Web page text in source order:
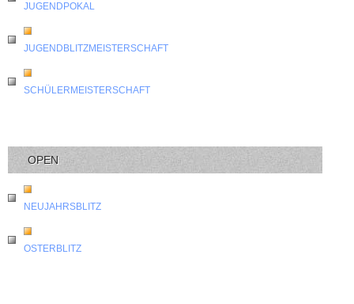
JUGENDPOKAL
JUGENDBLITZMEISTERSCHAFT
SCHÜLERMEISTERSCHAFT
OPEN
NEUJAHRSBLITZ
OSTERBLITZ